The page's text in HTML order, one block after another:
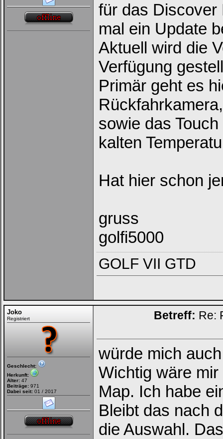
Felder
Deinen
und
Kennwort
um
Dich
einzuloggen.
Username:
Passwort:
Bei jedem Besuch
automatisch einloggen.
Ich habe mein Passwort
für das Discover
mal ein Update
Aktuell wird die
Verfügung
Primär geht es
sowie das
kalten
Hat hier schon
gruss
golfi5000
GOLF VII GTD
Joko
Registriert
Geschlecht:
Herkunft:
Alter: 47
Beiträge: 971
Dabei seit: 01 / 2017
Betreff: Re:
würde mich
Wichtig wäre
Map. Ich habe
Bleibt das nach
die Auswahl.